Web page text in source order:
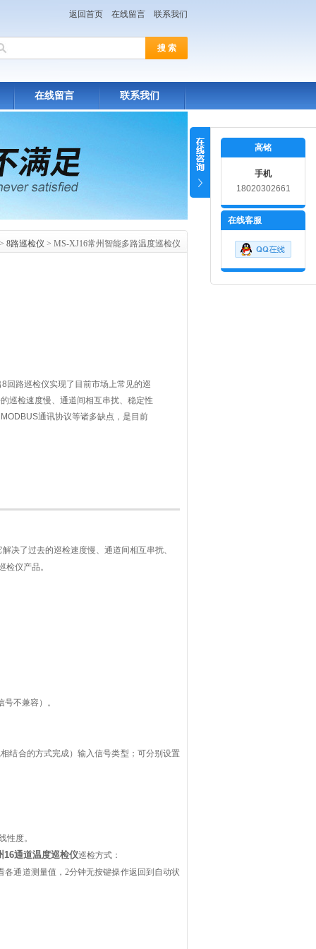
返回首页 在线留言 联系我们
在线留言 联系我们
> 8路巡检仪 > MS-XJ16常州智能多路温度巡检仪
回路巡检仪实现了目前市场上常见的巡
巡检速度慢、通道间相互串扰、稳定性
通讯协议等诸多缺点，是目前
决了过去的巡检速度慢、通道间相互串扰、
检仪产品。
不兼容）。
结合的方式完成）输入信号类型；可分别设置
性度。
16通道温度巡检仪巡检方式：
通道测量值，2分钟无按键操作返回到自动状
高铭
手机
18020302661
在线客服